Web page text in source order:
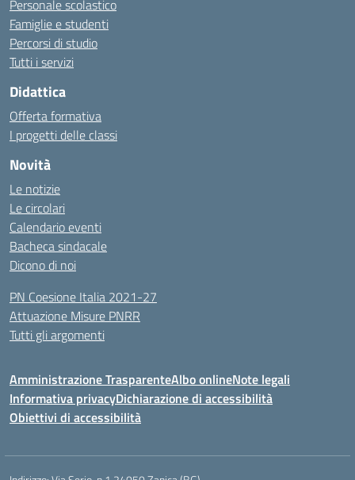
Personale scolastico
Famiglie e studenti
Percorsi di studio
Tutti i servizi
Didattica
Offerta formativa
I progetti delle classi
Novità
Le notizie
Le circolari
Calendario eventi
Bacheca sindacale
Dicono di noi
PN Coesione Italia 2021-27
Attuazione Misure PNRR
Tutti gli argomenti
Amministrazione TrasparenteAlbo onlineNote legali
Informativa privacyDichiarazione di accessibilità
Obiettivi di accessibilità